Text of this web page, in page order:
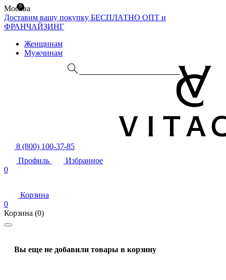
Москва
Доставим вашу покупку БЕСПЛАТНО ОПТ и
ФРАНЧАЙЗИНГ
Женщинам
Мужчинам
8 (800) 100-37-85
Профиль
Избранное
0
Корзина
0
Корзина (0)
Вы еще не добавили товары в корзину
0